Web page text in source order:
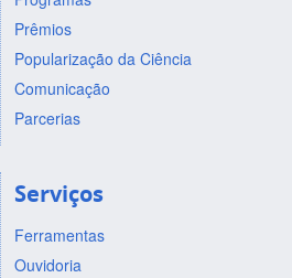
Prêmios
Popularização da Ciência
Comunicação
Parcerias
Serviços
Ferramentas
Ouvidoria